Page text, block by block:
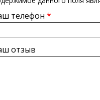
телефон *
отзыв